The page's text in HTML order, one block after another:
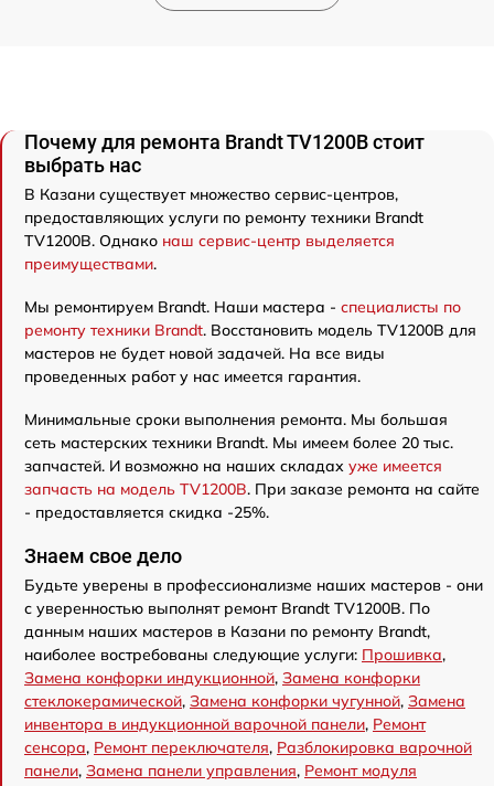
Почему для ремонта Brandt TV1200B стоит
выбрать нас
В Казани существует множество сервис-центров,
предоставляющих услуги по ремонту техники Brandt
TV1200B. Однако наш сервис-центр выделяется
преимуществами.
Мы ремонтируем Brandt. Наши мастера - специалисты по
ремонту техники Brandt. Восстановить модель TV1200B для
мастеров не будет новой задачей. На все виды
проведенных работ у нас имеется гарантия.
Минимальные сроки выполнения ремонта. Мы большая
сеть мастерских техники Brandt. Мы имеем более 20 тыс.
запчастей. И возможно на наших складах уже имеется
запчасть на модель TV1200B. При заказе ремонта на сайте
- предоставляется скидка -25%.
Знаем свое дело
Будьте уверены в профессионализме наших мастеров - они
с уверенностью выполнят ремонт Brandt TV1200B. По
данным наших мастеров в Казани по ремонту Brandt,
наиболее востребованы следующие услуги: Прошивка,
Замена конфорки индукционной, Замена конфорки
стеклокерамической, Замена конфорки чугунной, Замена
инвентора в индукционной варочной панели, Ремонт
сенсора, Ремонт переключателя, Разблокировка варочной
панели, Замена панели управления, Ремонт модуля